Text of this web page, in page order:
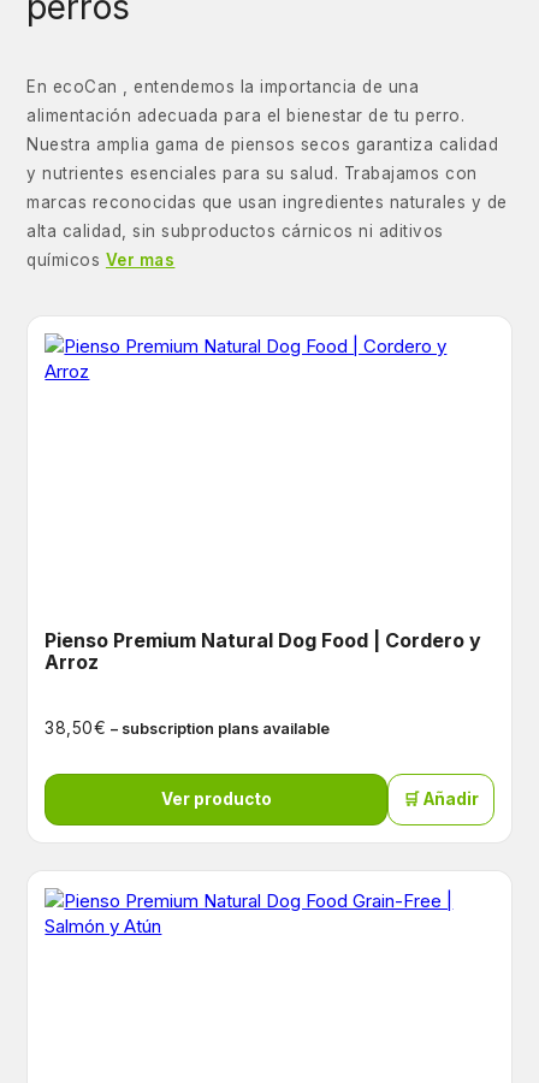
En ecoCan , entendemos la importancia de una
alimentación adecuada para el bienestar de tu perro.
Nuestra amplia gama de piensos secos garantiza calidad
y nutrientes esenciales para su salud. Trabajamos con
marcas reconocidas que usan ingredientes naturales y de
alta calidad, sin subproductos cárnicos ni aditivos
químicos Ver mas
Pienso Premium Natural Dog Food | Cordero y
Arroz
38,50€ – subscription plans available
Ver producto 🛒 Añadir